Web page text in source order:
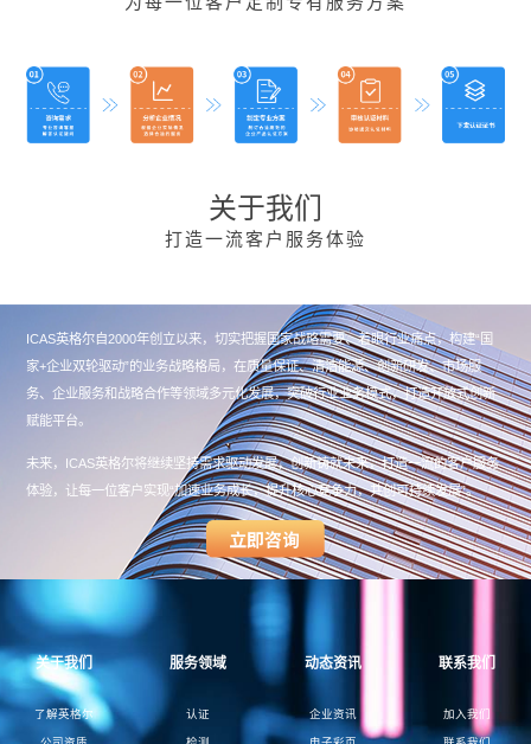
关于我们
打造一流客户服务体验
ICAS英格尔自2000年创立以来，切实把握国家战略需要、着眼行业痛点，构建“国
家+企业双轮驱动”的业务战略格局，在质量保证、清洁能源、创新研发、市场服
务、企业服务和战略合作等领域多元化发展，突破行业业务模式，打造开放式创新
赋能平台。
未来，ICAS英格尔将继续坚持需求驱动发展，创新铸就未来，打造一流的客户服务
体验，让每一位客户实现“加速业务成长，提升核心竞争力，共创可持续发展”。
关于我们
了解英格尔
服务领域
认证
动态资讯
企业资讯
联系我们
加入我们